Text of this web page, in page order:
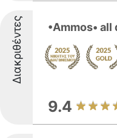
Διακριθέντες •Ammos•
9.4